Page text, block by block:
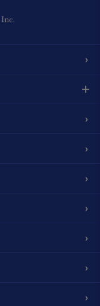
›
＋
›
›
›
›
›
›
›